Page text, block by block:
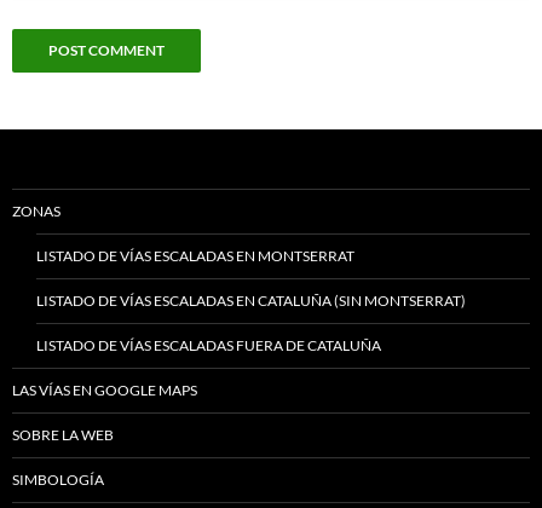
ZONAS
LISTADO DE VÍAS ESCALADAS EN MONTSERRAT
LISTADO DE VÍAS ESCALADAS EN CATALUÑA (SIN MONTSERRAT)
LISTADO DE VÍAS ESCALADAS FUERA DE CATALUÑA
LAS VÍAS EN GOOGLE MAPS
SOBRE LA WEB
SIMBOLOGÍA